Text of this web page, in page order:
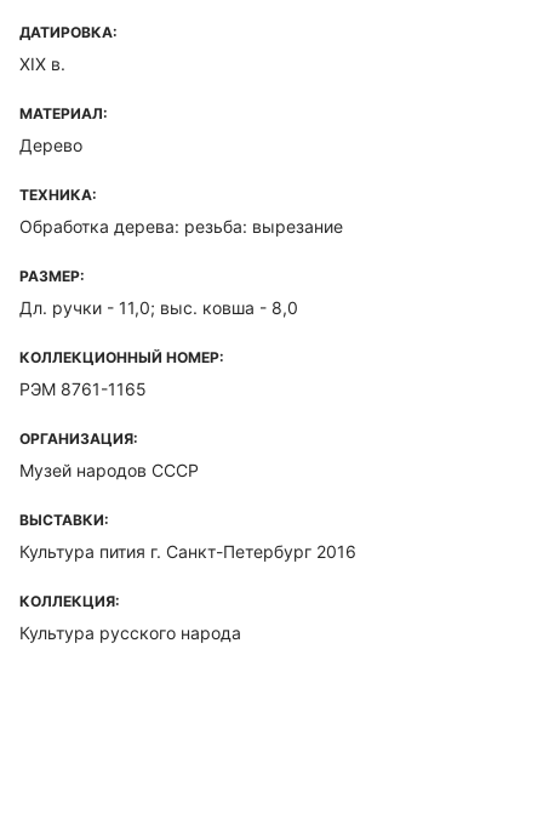
ДАТИРОВКА:
XIX в.
МАТЕРИАЛ:
Дерево
ТЕХНИКА:
Обработка дерева: резьба: вырезание
РАЗМЕР:
Дл. ручки - 11,0; выс. ковша - 8,0
КОЛЛЕКЦИОННЫЙ НОМЕР:
РЭМ 8761-1165
ОРГАНИЗАЦИЯ:
Музей народов СССР
ВЫСТАВКИ:
Культура пития г. Санкт-Петербург 2016
КОЛЛЕКЦИЯ:
Культура русского народа